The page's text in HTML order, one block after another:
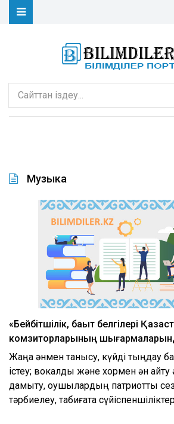
Музыка
«Бейбітшілік, бақыт белгілері
комзиторларының
Жаңа әнмен танысу, күйді тыңдау
істеу; вокалдық және хормен ән айту
дамыту, оқушылардың патриоттық
тәрбиелеу, табиғатқа